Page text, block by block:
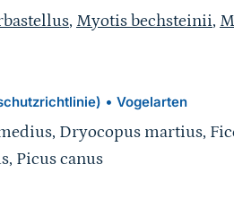
, Myotis bechsteinii,
• Vogelarten
Dryocopus martius,
Picus canus